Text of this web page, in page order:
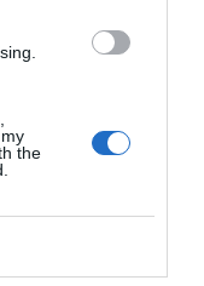
the
δει, καθώς
αρχές και τους
όμως η
παιχνίδια που